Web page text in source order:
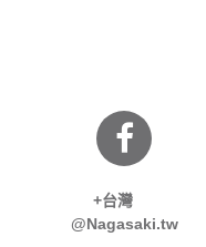
+台灣
@Nagasaki.tw